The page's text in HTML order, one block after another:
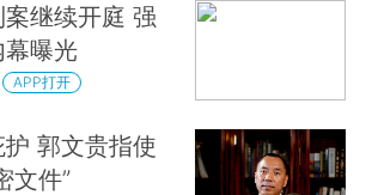
继续开庭 强
曝光
APP打开
郭文贵指使
文件”